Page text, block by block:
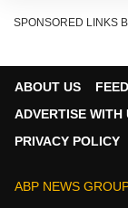
वर्ल्ड हेल्थ
SPONSORED LINKS
ABOUT US
ADVERTISE WITH
PRIVACY POLICY
ABP NEWS